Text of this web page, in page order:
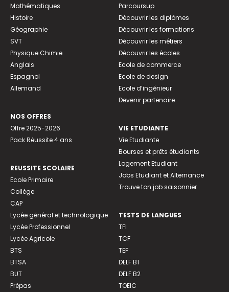
Mathématiques
Histoire
Géographie
SVT
Physique Chimie
Anglais
Espagnol
Allemand
NOS OFFRES
Offre 2025-2026
Pack Réussite 4 ans
REUSSITE SCOLAIRE
Ecole Primaire
Collège
CAP
Lycée général et technologique
Lycée Professionnel
Lycée Agricole
BTS
BTSA
BUT
Prépas
Parcoursup
Découvrir les diplômes
Découvrir les formations
Découvrir les métiers
Découvrir les écoles
Ecole de commerce
Ecole de design
Ecole d’ingénieur
Devenir partenaire
VIE ETUDIANTE
Vie Etudiante
Bourses et prêts étudiants
Logement Etudiant
Jobs Etudiant et Alternance
Trouve ton job saisonnier
TESTS DE LANGUES
TFI
TCF
TEF
DELF B1
DELF B2
TOEIC